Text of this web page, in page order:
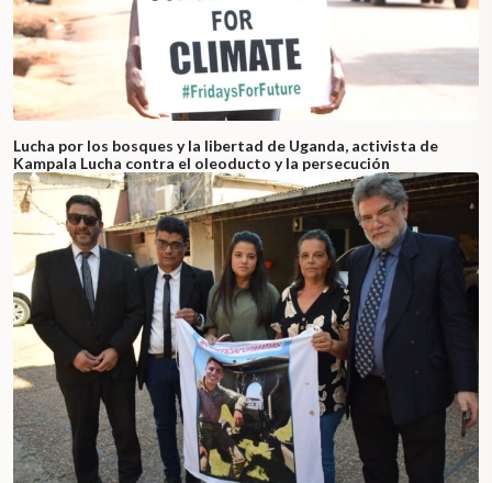
Lucha por los bosques y la libertad de Uganda, activista de
Kampala Lucha contra el oleoducto y la persecución